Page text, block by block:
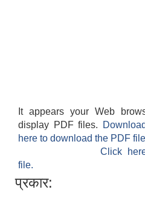
It appears your Web
display PDF files.
here to download the PDF
Click
file.
प्रकार: